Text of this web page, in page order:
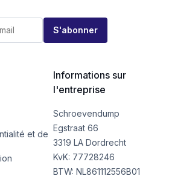
S'abonner
et de
Informations sur
l'entreprise
Schroevendump
Egstraat 66
3319 LA Dordrecht
KvK: 77728246
BTW: NL861112556B01